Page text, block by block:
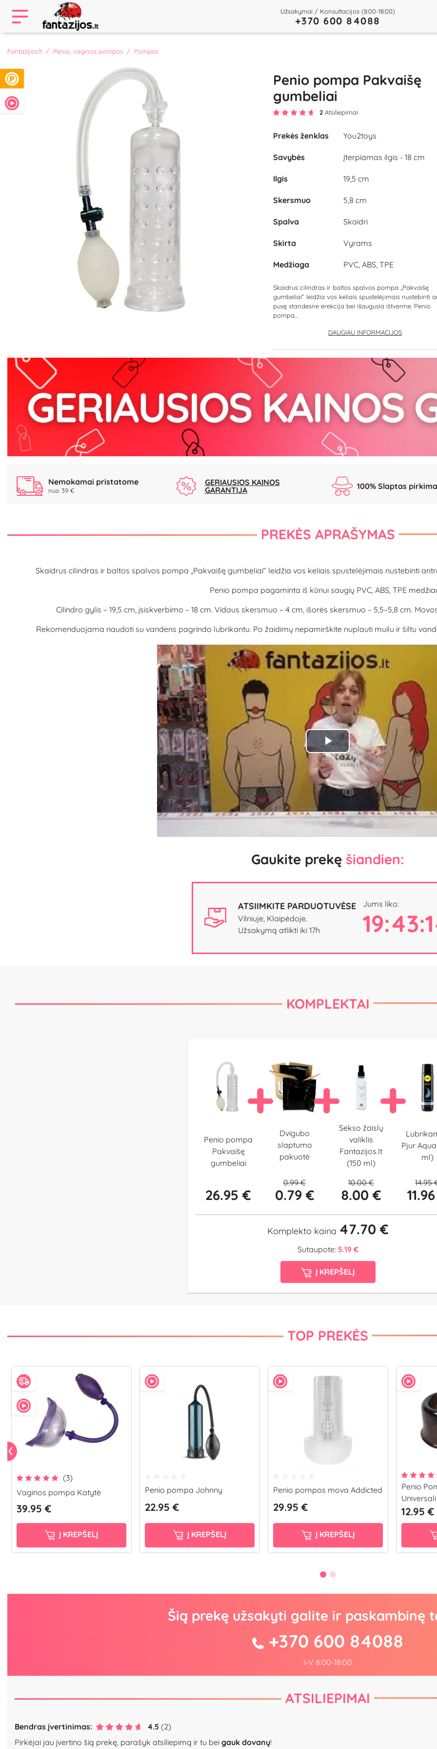
Užsakymai / Konsultacijos (8:00-18:00)
+370 600 84088
Fantazijos.lt Penio, vaginos pompos Pompos
Penio pompa Pakvaišę
gumbeliai
2 Atsiliepimai
Prekės ženklas You2toys
Savybės Įterpiamas ilgis - 18 cm
Ilgis 19,5 cm
Skersmuo 5,8 cm
Spalva Skaidri
Skirta Vyrams
Medžiaga PVC, ABS, TPE
Skaidrus cilindras ir baltos spalvos pompa „Pakvaišę
gumbeliai“ leidžia vos keliais spustelėjimais nustebinti
pusę standesne erekcija bei išaugusia ištverme. Penio
pompa...
DAUGIAU INFORMACIJOS
Nemokamai pristatome
nuo 39 €
GERIAUSIOS KAINOS
GARANTIJA
100% Slaptas
PREKĖS APRAŠYMAS
Skaidrus cilindras ir baltos spalvos pompa „Pakvaišę gumbeliai“ leidžia vos keliais spustelėjimais nustebinti
Penio pompa pagaminta iš kūnui saugių PVC, ABS, TPE
Cilindro gylis – 19,5 cm, įsiskverbimo – 18 cm. Vidaus skersmuo – 4 cm, išorės skersmuo – 5,5–5,8 cm.
Rekomenduojama naudoti su vandens pagrindo lubrikantu. Po žaidimų nepamirškite nuplauti muilu ir šiltu
Play
Video
Gaukite prekę šiandien:
ATSIIMKITE PARDUOTUVĖSE
Vilniuje, Klaipėdoje.
Užsakymą atlikti iki 17h
Jums liko:
KOMPLEKTAI
Penio pompa
Pakvaišę
gumbeliai
26.95 €
Dvigubo
slaptumo
pakuotė
0.99 €
0.79 €
Sekso žaislų
valiklis
Fantazijos.lt
(150 ml)
10.00 €
8.00 €
Pjur
ml)
14.95
Komplekto kaina 47.70 €
Sutaupote: 5.19 €
Į KREPŠELĮ
TOP PREKĖS
(3)
Vaginos pompa Katytė
39.95 €
Į KREPŠELĮ
Penio pompa Johnny
22.95 €
Į KREPŠELĮ
Penio pompos mova Addicted
29.95 €
Į KREPŠELĮ
Penio
Universali
12.95 €
Šią prekę užsakyti galite ir paskambinę
+370 600 84088
I-V 8:00-18:00
ATSILIEPIMAI
Bendras įvertinimas: 4.5 (2)
Pirkėjai jau įvertino šią prekę, parašyk atsiliepimą ir tu bei gauk dovanų!